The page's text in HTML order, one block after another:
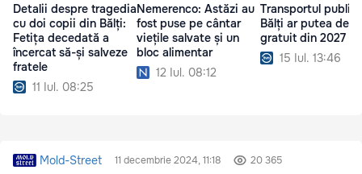
Detalii despre tragedia
cu doi copii din Bălți:
Fetița decedată a
încercat să-și salveze
fratele
11 Iul. 08:25
Nemerenco: Astăzi au
fost puse pe cântar
viețile salvate și un
bloc alimentar
12 Iul. 08:12
Transportul public
Bălți ar putea
gratuit din 2027
15 Iul. 13:46
Mold-Street 11 decembrie 2024, 11:18 20 365